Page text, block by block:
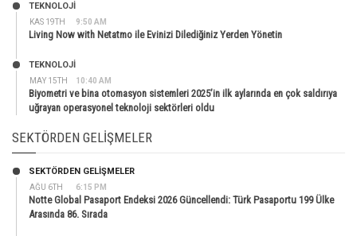
KAS 19TH 9:50 AM
TEKNOLOJİ
Living Now with Netatmo ile Evinizi Dilediğiniz Yerden Yönetin
MAY 15TH 10:40 AM
TEKNOLOJİ
Biyometri ve bina otomasyon sistemleri 2025’in ilk aylarında en çok saldırıya
uğrayan operasyonel teknoloji sektörleri oldu
SEKTÖRDEN GELIŞMELER
AĞU 6TH 6:15 PM
SEKTÖRDEN GELIŞMELER
Notte Global Pasaport Endeksi 2026 Güncellendi: Türk Pasaportu 199 Ülke
Arasında 86. Sırada